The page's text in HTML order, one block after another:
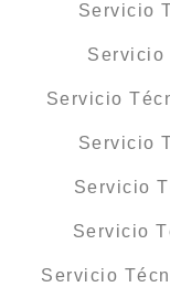
Servicio
Servicio
Servicio
Servicio
Servicio
Servicio